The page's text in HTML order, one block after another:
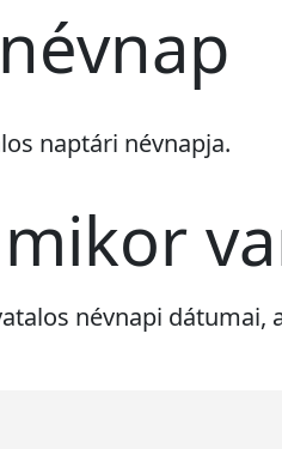
naptári névnapja.
névnapi